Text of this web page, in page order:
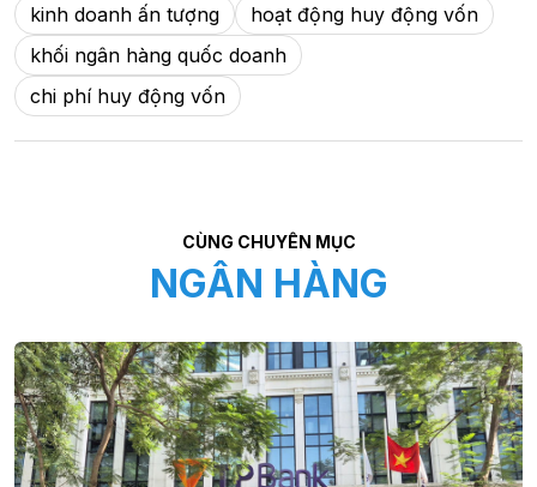
kinh doanh ấn tượng
hoạt động huy động vốn
khối ngân hàng quốc doanh
chi phí huy động vốn
CÙNG CHUYÊN MỤC
NGÂN HÀNG